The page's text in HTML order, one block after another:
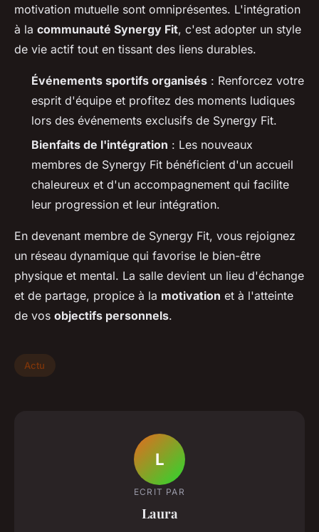
motivation mutuelle sont omniprésentes. L'intégration
à la communauté Synergy Fit, c'est adopter un style
de vie actif tout en tissant des liens durables.
Événements sportifs organisés : Renforcez votre
esprit d'équipe et profitez des moments ludiques
lors des événements exclusifs de Synergy Fit.
Bienfaits de l'intégration : Les nouveaux
membres de Synergy Fit bénéficient d'un accueil
chaleureux et d'un accompagnement qui facilite
leur progression et leur intégration.
En devenant membre de Synergy Fit, vous rejoignez
un réseau dynamique qui favorise le bien-être
physique et mental. La salle devient un lieu d'échange
et de partage, propice à la motivation et à l'atteinte
de vos objectifs personnels.
Actu
L
ECRIT PAR
Laura